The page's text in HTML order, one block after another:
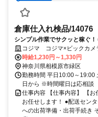
倉庫仕入れ検品/14076
シンプル作業でサクッと稼ぐ
活用！コジマ コジマ×ビックカメ
時給1,230円～1,330円
神奈川県相模原市緑区
勤務時間 平日10:00～19:00
日から ※時間曜日は応相談
仕事内容 【仕事内容】 【
お任せします！ ●配送セン
への出荷準備・出荷手続き